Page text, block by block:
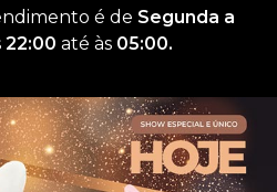
é de Segunda a
22:00 até às 05:00.